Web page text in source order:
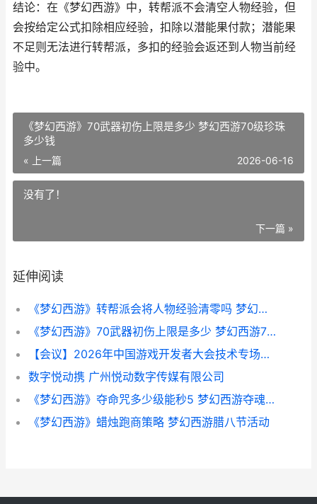
结论：在《梦幻西游》中，转帮派不会清空人物经验，但
会按给定公式扣除相应经验，扣除以潜能果付款；潜能果
不足则无法进行转帮派，多扣的经验会返还到人物当前经
验中。
《梦幻西游》70武器初伤上限是多少 梦幻西游70级珍珠
多少钱
« 上一篇 2026-06-16
没有了！
下一篇 »
延伸阅读
《梦幻西游》转帮派会将人物经验清零吗 梦幻西游转服务器查询
《梦幻西游》70武器初伤上限是多少 梦幻西游70级珍珠多少钱
【会议】2026年中国游戏开发者大会技术专场部分重磅嘉宾揭晓 2026年的重要事件
数字悦动携 广州悦动数字传媒有限公司
《梦幻西游》夺命咒多少级能秒5 梦幻西游夺魂咒技能
《梦幻西游》蜡烛跑商策略 梦幻西游腊八节活动